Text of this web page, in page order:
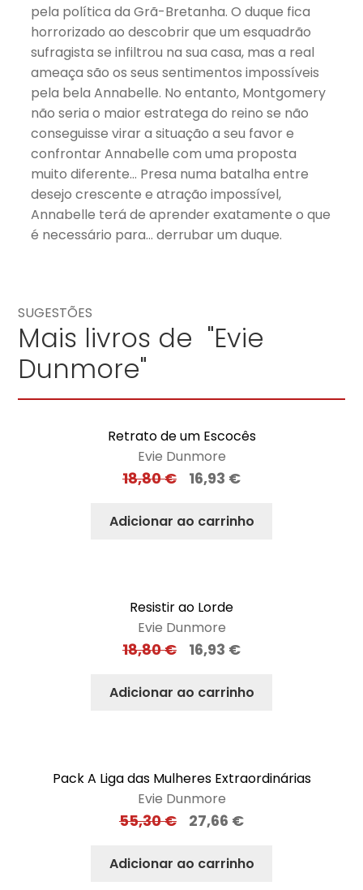
pela política da Grã-Bretanha. O duque fica
horrorizado ao descobrir que um esquadrão
sufragista se infiltrou na sua casa, mas a real
ameaça são os seus sentimentos impossíveis
pela bela Annabelle. No entanto, Montgomery
não seria o maior estratega do reino se não
conseguisse virar a situação a seu favor e
confrontar Annabelle com uma proposta
muito diferente… Presa numa batalha entre
desejo crescente e atração impossível,
Annabelle terá de aprender exatamente o que
é necessário para… derrubar um duque.
SUGESTÕES
Mais livros de "Evie
Dunmore"
Retrato de um Escocês
Evie Dunmore
18,80€ 16,93 €
Adicionar ao carrinho
Resistir ao Lorde
Evie Dunmore
18,80€ 16,93 €
Adicionar ao carrinho
Pack A Liga das Mulheres Extraordinárias
Evie Dunmore
55,30€ 27,66 €
Adicionar ao carrinho